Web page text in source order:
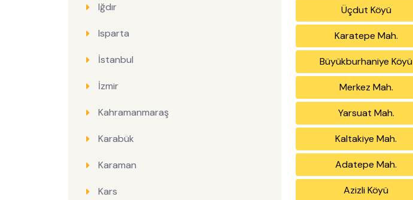
Iğdır
Isparta
İstanbul
İzmir
Kahramanmaraş
Karabük
Karaman
Kars
Üçdut Köyü
Karatepe Mah.
Büyükburhaniye Köyü
Merkez Mah.
Yarsuat Mah.
Kaltakiye Mah.
Adatepe Mah.
Azizli Köyü